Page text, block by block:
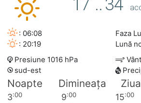
17 .. 34
: 06:08
: 20:19
Faza
Lună
Presiune 1016 hPa
sud-est
Noapte Dimineața Ziua
3:00 9:00 15:00